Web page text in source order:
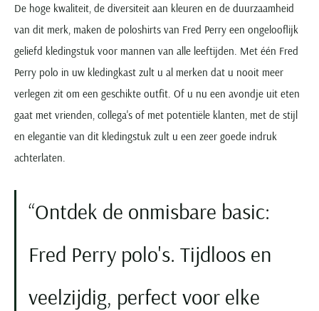
De hoge kwaliteit, de diversiteit aan kleuren en de duurzaamheid
van dit merk, maken de poloshirts van Fred Perry een ongelooflijk
geliefd kledingstuk voor mannen van alle leeftijden. Met één Fred
Perry polo in uw kledingkast zult u al merken dat u nooit meer
verlegen zit om een geschikte outfit. Of u nu een avondje uit eten
gaat met vrienden, collega's of met potentiële klanten, met de stijl
en elegantie van dit kledingstuk zult u een zeer goede indruk
achterlaten.
Ontdek de onmisbare basic:
Fred Perry polo's. Tijdloos en
veelzijdig, perfect voor elke